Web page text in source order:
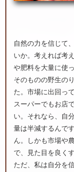
自然の力を信じて
いか。考えれば考
や肥料を大量に使
そのものの野生の
た。市場に出回っ
スーパーでもお店
い。それなら、自
量は半減するんで
ん。しかも市場や
で、見た目を良く
ただ、私は自分を